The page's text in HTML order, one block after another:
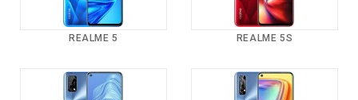
REALME 5 REALME 5S